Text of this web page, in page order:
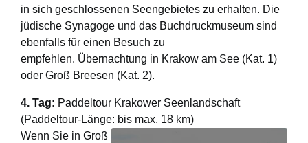
in sich geschlossenen Seengebietes zu erhalten. Die
jüdische Synagoge und das Buchdruckmuseum sind
ebenfalls für einen Besuch zu
empfehlen. Übernachtung in Krakow am See (Kat. 1)
oder Groß Breesen (Kat. 2).
4. Tag: Paddeltour Krakower Seenlandschaft
(Paddeltour-Länge: bis max. 18 km)
Wenn Sie in Groß